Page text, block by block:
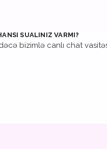
SUALINIZ VARMI?
bizimlə canlı chat